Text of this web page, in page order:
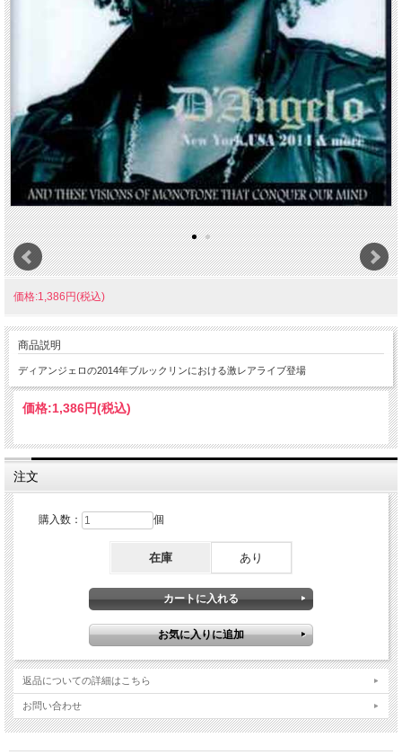
価格:1,386円(税込)
商品説明
ディアンジェロの2014年ブルックリンにおける激レアライブ登場
価格:1,386円(税込)
注文
購入数： 個
在庫 あり
返品についての詳細はこちら
お問い合わせ